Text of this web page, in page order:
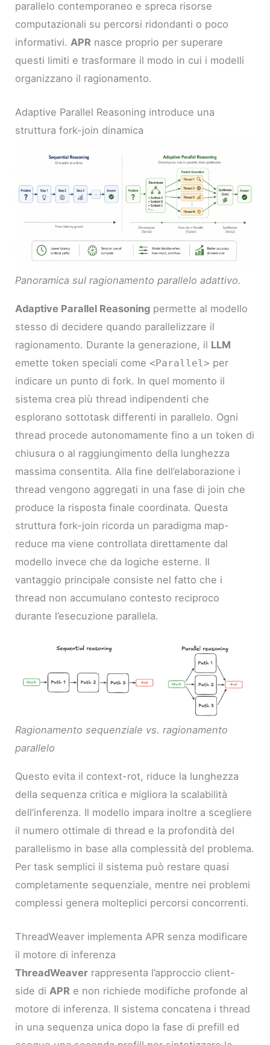
parallelo contemporaneo e spreca risorse
computazionali su percorsi ridondanti o poco
informativi. APR nasce proprio per superare
questi limiti e trasformare il modo in cui i modelli
organizzano il ragionamento.
Adaptive Parallel Reasoning introduce una
struttura fork-join dinamica
Panoramica sul ragionamento parallelo adattivo.
Adaptive Parallel Reasoning permette al modello
stesso di decidere quando parallelizzare il
ragionamento. Durante la generazione, il LLM
emette token speciali come<Parallel> per
indicare un punto di fork. In quel momento il
sistema crea più thread indipendenti che
esplorano sottotask differenti in parallelo. Ogni
thread procede autonomamente fino a un token di
chiusura o al raggiungimento della lunghezza
massima consentita. Alla fine dell’elaborazione i
thread vengono aggregati in una fase di join che
produce la risposta finale coordinata. Questa
struttura fork-join ricorda un paradigma map-
reduce ma viene controllata direttamente dal
modello invece che da logiche esterne. Il
vantaggio principale consiste nel fatto che i
thread non accumulano contesto reciproco
durante l’esecuzione parallela.
Ragionamento sequenziale vs. ragionamento
parallelo
Questo evita il context-rot, riduce la lunghezza
della sequenza critica e migliora la scalabilità
dell’inferenza. Il modello impara inoltre a scegliere
il numero ottimale di thread e la profondità del
parallelismo in base alla complessità del problema.
Per task semplici il sistema può restare quasi
completamente sequenziale, mentre nei problemi
complessi genera molteplici percorsi concorrenti.
ThreadWeaver implementa APR senza modificare
il motore di inferenza
ThreadWeaver rappresenta l’approccio client-
side diAPR e non richiede modifiche profonde al
motore di inferenza. Il sistema concatena i thread
in una sequenza unica dopo la fase di prefill ed